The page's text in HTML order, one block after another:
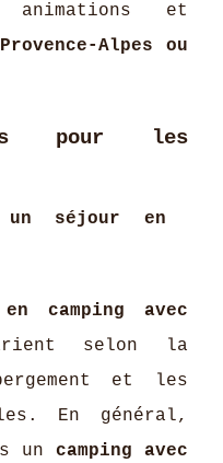
animations et
Provence-Alpes ou
pour les
un séjour en
camping avec
selon la
et les
En général,
un camping avec